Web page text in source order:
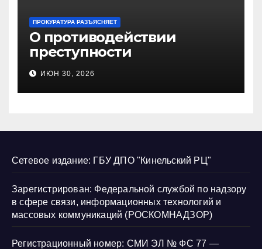
ПРОКУРАТУРА РАЗЪЯСНЯЕТ
О противодействии
преступности
несовершеннолетних и
нарушению их прав
ИЮН 30, 2026
Сетевое издание: ГБУ ДПО "Кинельский РЦ"
Зарегистрирован: Федеральной службой по надзору
в сфере связи, информационных технологий и
массовых коммуникаций (РОСКОМНАДЗОР)
Регистрационный номер: СМИ ЭЛ № ФС 77 —